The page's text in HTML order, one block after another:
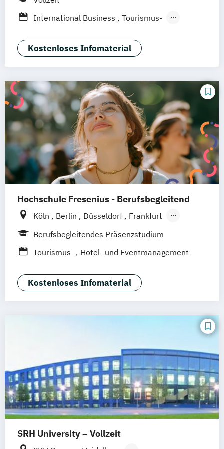
Braunschweig Erfurt
International Business
Tourismus-
Kostenloses Infomaterial
Hochschule Fresenius - Berufsbegleitend
Köln Berlin Düsseldorf
Frankfurt
Hamburg
Idstein München
Wiesbaden
Hannover Dortmund Erfurt Stuttgart
Braunschweig
Berufsbegleitendes Präsenzstudium
Tourismus-
Hotel- und Eventmanagement
Kostenloses Infomaterial
SRH University – Vollzeit